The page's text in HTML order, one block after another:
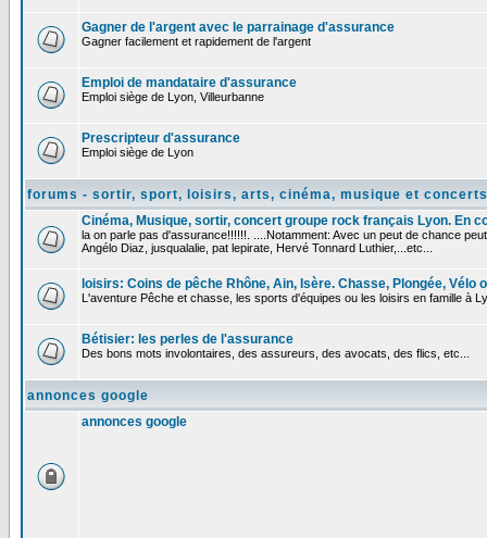
Gagner de l'argent avec le parrainage d'assurance
Gagner facilement et rapidement de l'argent
Emploi de mandataire d'assurance
Emploi siège de Lyon, Villeurbanne
Prescripteur d'assurance
Emploi siège de Lyon
forums - sortir, sport, loisirs, arts, cinéma, musique et concerts
Cinéma, Musique, sortir, concert groupe rock français Lyon. En
la on parle pas d'assurance!!!!!!. ....Notamment: Avec un peut de chance
Angélo Diaz, jusqualalie, pat lepirate, Hervé Tonnard Luthier,...etc...
loisirs: Coins de pêche Rhône, Ain, Isère. Chasse, Plongée,
L'aventure Pêche et chasse, les sports d'équipes ou les loisirs en famille à
Bétisier: les perles de l'assurance
Des bons mots involontaires, des assureurs, des avocats, des flics, etc...
annonces google
annonces google